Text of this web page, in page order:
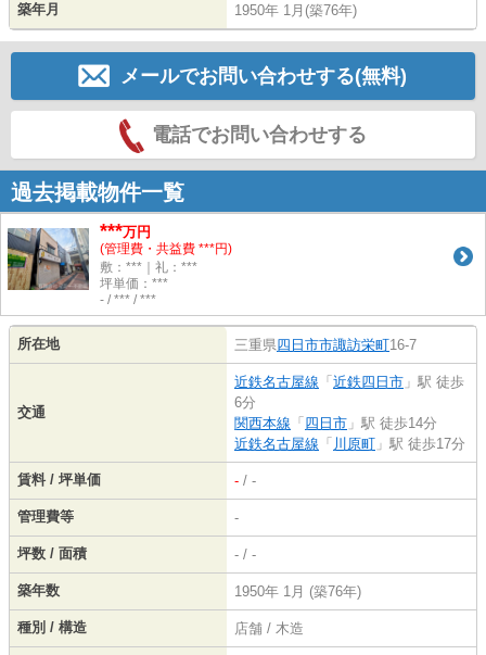
築年月 1950年 1月(築76年)
メールでお問い合わせする(無料)
電話でお問い合わせする
過去掲載物件一覧
***万円
(管理費・共益費 ***円)
敷：***｜礼：***
坪単価：***
- / *** / ***
所在地 三重県四日市市諏訪栄町16-7
交通
近鉄名古屋線 「 近鉄四日市 」駅 徒歩
6分
関西本線 「 四日市 」駅 徒歩14分
近鉄名古屋線 「 川原町 」駅 徒歩17分
賃料 / 坪単価 - / -
管理費等 -
坪数 / 面積 - / -
築年数 1950年 1月 (築76年)
種別 / 構造 店舗 / 木造